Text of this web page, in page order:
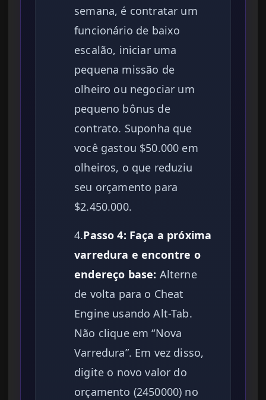
semana, é contratar um
funcionário de baixo
escalão, iniciar uma
pequena missão de
olheiro ou negociar um
pequeno bônus de
contrato. Suponha que
você gastou $50.000 em
olheiros, o que reduziu
seu orçamento para
$2.450.000.
4.Passo 4: Faça a próxima
varredura e encontre o
endereço base: Alterne
de volta para o Cheat
Engine usando Alt-Tab.
Não clique em “Nova
Varredura”. Em vez disso,
digite o novo valor do
orçamento (2450000) no